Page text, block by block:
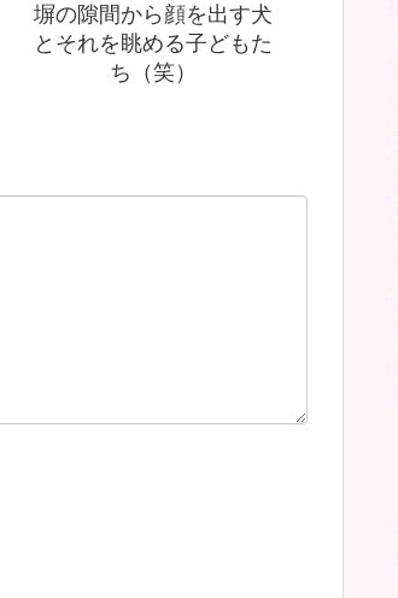
塀の隙間から顔を出す犬
とそれを眺める子どもた
ち（笑）